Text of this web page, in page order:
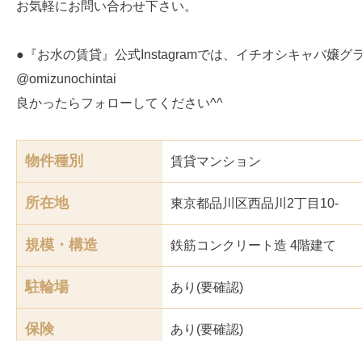
お気軽にお問い合わせ下さい。
●『お水の賃貸』公式Instagramでは、イチオシキャバ嬢グ
@omizunochintai
良かったらフォローしてください^^
物件種別 賃貸マンション
所在地 東京都品川区西品川2丁目10-
規模・構造 鉄筋コンクリート造 4階建て
駐輪場 あり(要確認)
保険 あり(要確認)